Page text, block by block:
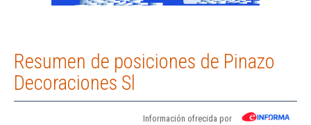
Resumen de posiciones de Pinazo
Decoraciones Sl
Información ofrecida por